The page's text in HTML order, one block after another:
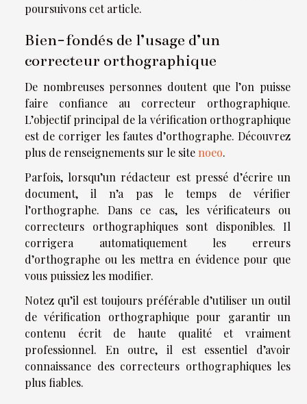
poursuivons cet article.
Bien-fondés de l’usage d’un
correcteur orthographique
De nombreuses personnes doutent que l’on puisse
faire confiance au correcteur orthographique.
L’objectif principal de la vérification orthographique
est de corriger les fautes d’orthographe. Découvrez
plus de renseignements sur le sitenoeo.
Parfois, lorsqu’un rédacteur est pressé d’écrire un
document, il n’a pas le temps de vérifier
l’orthographe. Dans ce cas, les vérificateurs ou
correcteurs orthographiques sont disponibles. Il
corrigera automatiquement les erreurs
d’orthographe ou les mettra en évidence pour que
vous puissiez les modifier.
Notez qu’il est toujours préférable d’utiliser un outil
de vérification orthographique pour garantir un
contenu écrit de haute qualité et vraiment
professionnel. En outre, il est essentiel d’avoir
connaissance des correcteurs orthographiques les
plus fiables.